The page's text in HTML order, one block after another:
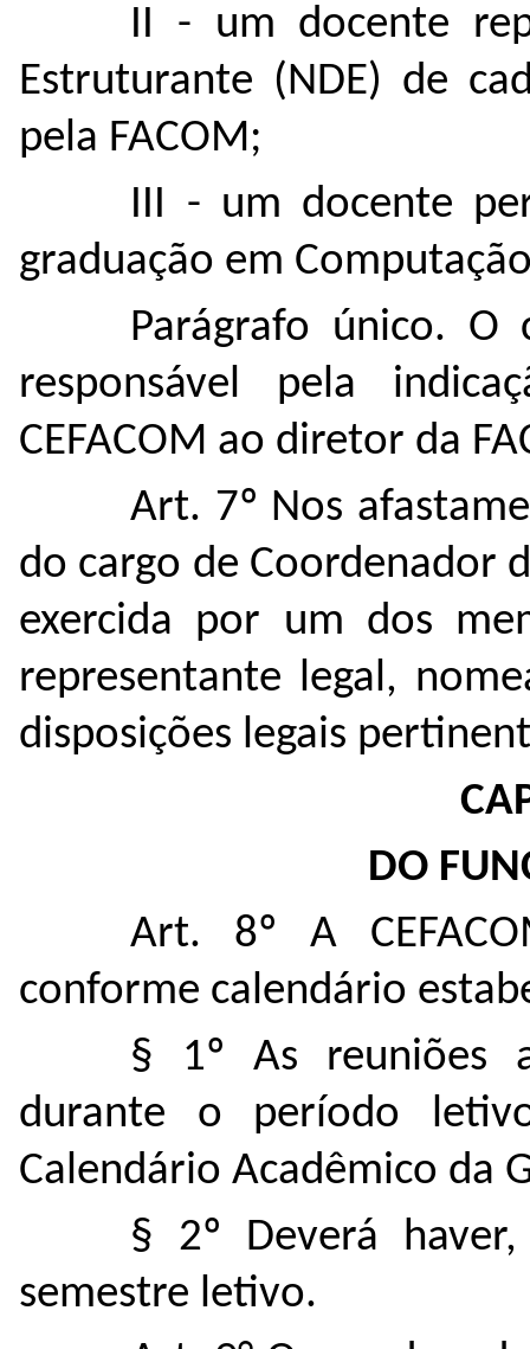
II - um docente
Estruturante (NDE) de
pela FACOM;
III - um docente
graduação em
Parágrafo único. O
responsável pela
CEFACOM ao diretor da
Art. 7º Nos
do cargo de Coordenador
exercida por um dos
representante legal,
disposições legais
DO
Art. 8º A
conforme calendário
§ 1º As reuniões
durante o período
Calendário Acadêmico da
§ 2º Deverá
semestre letivo.